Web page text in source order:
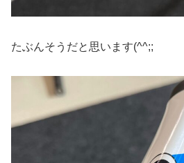
たぶんそうだと思います(^^;;